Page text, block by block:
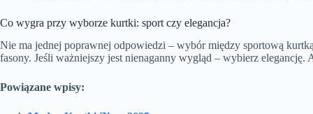
Co wygra przy wyborze kurtki: sport czy elegancja?
Nie ma jednej poprawnej odpowiedzi – wybór między sportową
fasony. Jeśli ważniejszy jest nienaganny wygląd – wybierz
Powiązane wpisy: